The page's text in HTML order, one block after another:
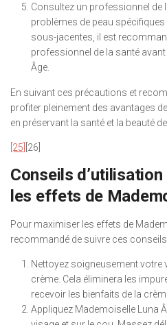
Consultez un professionnel de
problèmes de peau
sous-jacentes, il est
professionnel de la santé
Âge.
En suivant ces précautions et
profiter pleinement des avantages
en préservant la santé et la beauté
[25] [26]
Conseils
les effets de
Pour maximiser les effets de
recommandé de suivre ces conseils
Nettoyez soigneusement votre
crème. Cela éliminera les
recevoir les bienfaits de la
Appliquez Mademoiselle Luna